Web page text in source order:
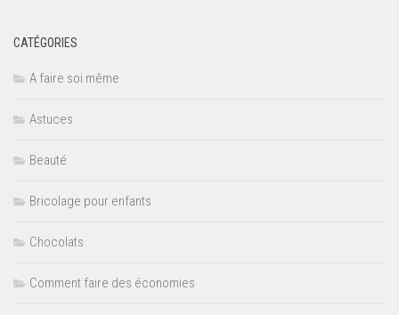
CATÉGORIES
A faire soi même
Astuces
Beauté
Bricolage pour enfants
Chocolats
Comment faire des économies